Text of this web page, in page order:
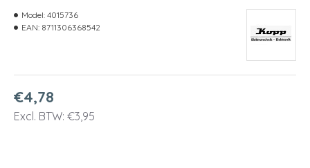
€4,78
Excl. BTW: €3,95
Model: 4015736
EAN: 8711306368542